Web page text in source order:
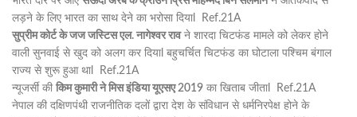
लड़ने के लिए भारत का साथ देने का भरोसा दियाl Ref.21A
सुप्रीम कोर्ट के जज जस्टिस एल. नागेश्वर रावने शारदा चिटफंड मामले को लेकर होने
वाली सुनवाई से खुद को अलग कर दियाl बहुचर्चित चिटफंड का घोटाला पश्चिम बंगाल
राज्य से शुरू हुआ थाl Ref.21A
न्यूजर्सी की किम कुमारी ने मिस इंडिया यूएसए 2019 का खिताब जीताl Ref.21A
नेपाल की दक्षिणपंथी राजनीतिक दलों द्वारा देश के संविधान से धर्मनिरपेक्ष होने के